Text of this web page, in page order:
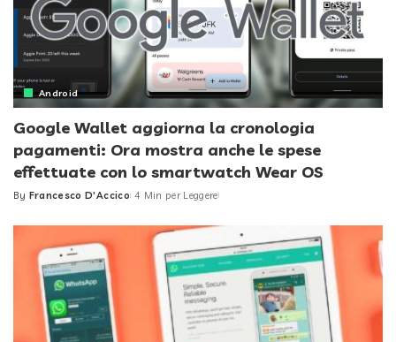
Android
Google Wallet aggiorna la cronologia
pagamenti: Ora mostra anche le spese
effettuate con lo smartwatch Wear OS
Posted
By Francesco D'Accico 4 Min per Leggere